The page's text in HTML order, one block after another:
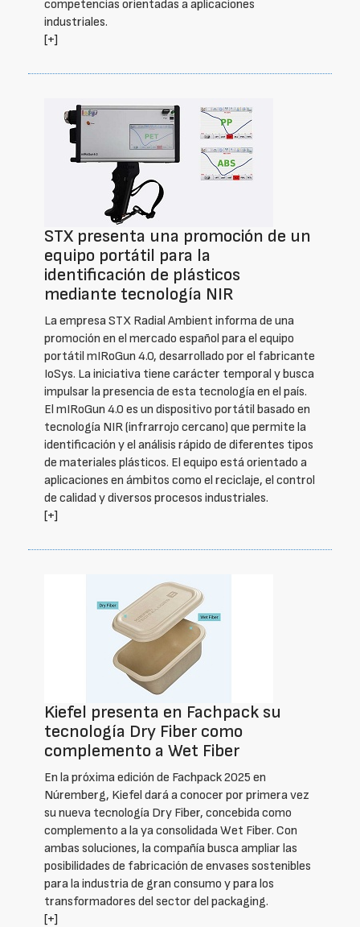
competencias orientadas a aplicaciones
industriales.
[+]
STX presenta una promoción de un
equipo portátil para la
identificación de plásticos
mediante tecnología NIR
La empresa STX Radial Ambient informa de una
promoción en el mercado español para el equipo
portátil mIRoGun 4.0, desarrollado por el fabricante
IoSys. La iniciativa tiene carácter temporal y busca
impulsar la presencia de esta tecnología en el país.
El mIRoGun 4.0 es un dispositivo portátil basado en
tecnología NIR (infrarrojo cercano) que permite la
identificación y el análisis rápido de diferentes tipos
de materiales plásticos. El equipo está orientado a
aplicaciones en ámbitos como el reciclaje, el control
de calidad y diversos procesos industriales.
[+]
Kiefel presenta en Fachpack su
tecnología Dry Fiber como
complemento a Wet Fiber
En la próxima edición de Fachpack 2025 en
Núremberg, Kiefel dará a conocer por primera vez
su nueva tecnología Dry Fiber, concebida como
complemento a la ya consolidada Wet Fiber. Con
ambas soluciones, la compañía busca ampliar las
posibilidades de fabricación de envases sostenibles
para la industria de gran consumo y para los
transformadores del sector del packaging.
[+]